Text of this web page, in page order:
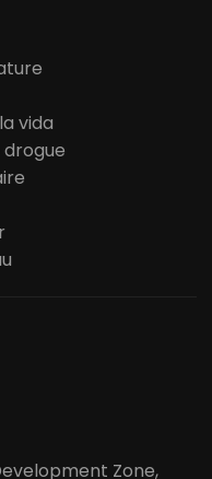
vida
Zone,